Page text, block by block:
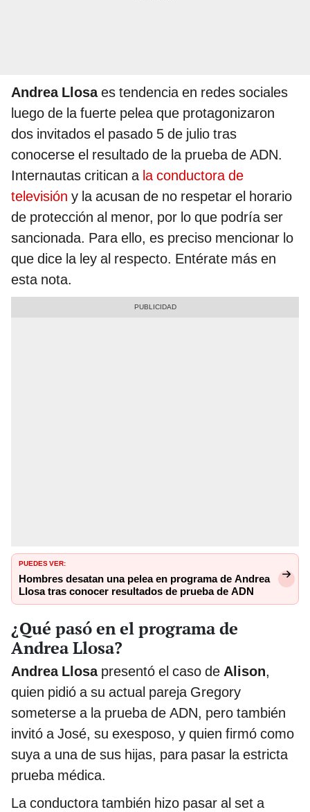
Andrea Llosaes tendencia en redes sociales
luego de la fuerte pelea que protagonizaron
dos invitados el pasado 5 de julio tras
conocerse el resultado de la prueba de ADN.
Internautas critican a la conductora de
televisión y la acusan de no respetar el horario
de protección al menor, por lo que podría ser
sancionada. Para ello, es preciso mencionar lo
que dice la ley al respecto. Entérate más en
esta nota.
PUEDES VER:
Hombres desatan una pelea en programa de Andrea
Llosa tras conocer resultados de prueba de ADN
¿Qué pasó en el programa de
Andrea Llosa?
Andrea Llosapresentó el caso de Alison,
quien pidió a su actual pareja Gregory
someterse a la prueba de ADN, pero también
invitó a José, su exesposo, y quien firmó como
suya a una de sus hijas, para pasar la estricta
prueba médica.
La conductora también hizo pasar al set a